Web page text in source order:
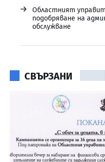
→
Областният
подобряване на
обслужване
СВЪРЗАНИ